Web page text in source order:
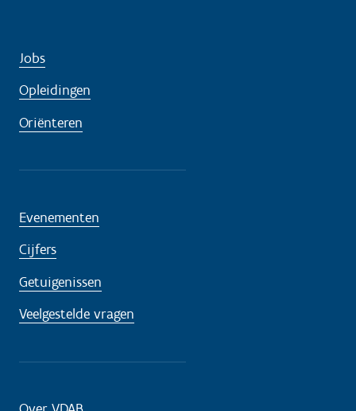
Jobs
Opleidingen
Oriënteren
Evenementen
Cijfers
Getuigenissen
Veelgestelde vragen